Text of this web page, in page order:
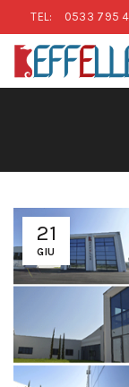
TEL: 0533 795
21
GIU